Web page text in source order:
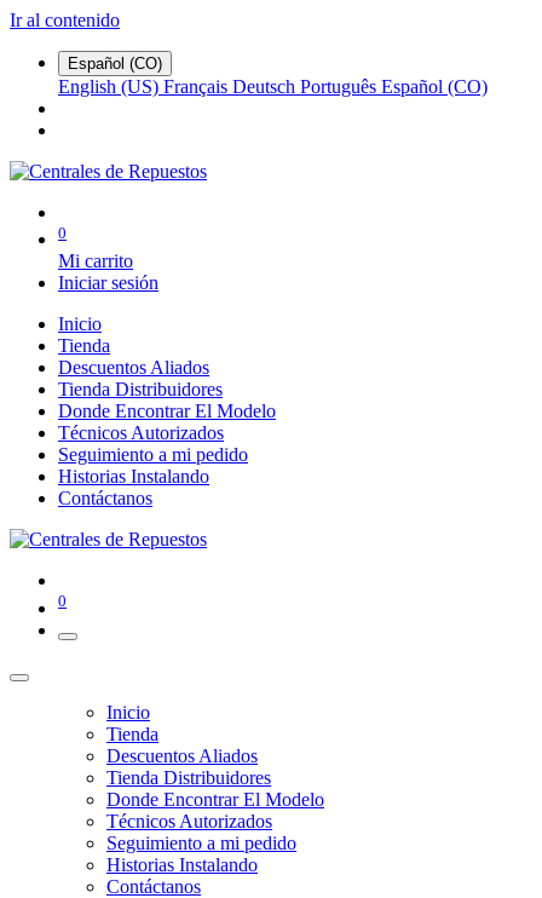
Ir al contenido
Español (CO)
English (US) Français Deutsch Português Español (CO)
0
Mi carrito
Iniciar sesión
Inicio
Tienda
Descuentos Aliados
Tienda Distribuidores
Donde Encontrar El Modelo
Técnicos Autorizados
Seguimiento a mi pedido
Historias Instalando
Contáctanos
0
Inicio
Tienda
Descuentos Aliados
Tienda Distribuidores
Donde Encontrar El Modelo
Técnicos Autorizados
Seguimiento a mi pedido
Historias Instalando
Contáctanos